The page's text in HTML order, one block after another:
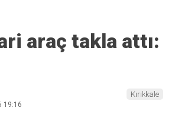
araç takla attı:
19:16
Kırıkkale